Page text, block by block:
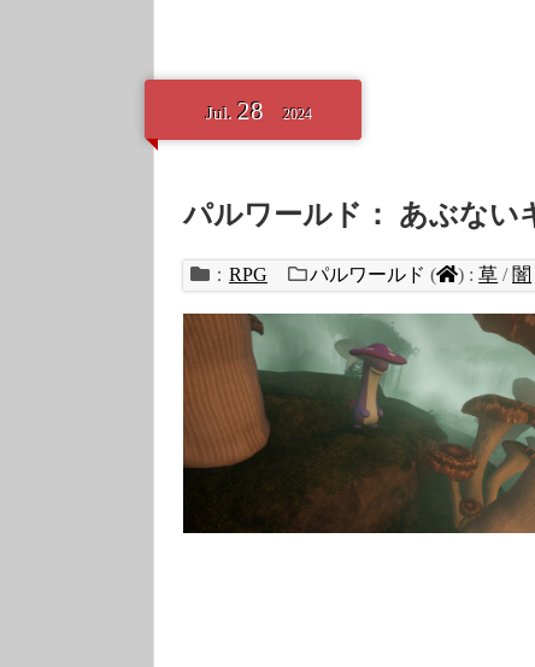
Jul. 28 2024
パルワールド： あぶない
： RPG パルワールド ( ) :草 / 闇